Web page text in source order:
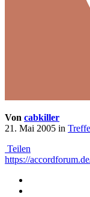
Von cabkiller
21. Mai 2005 in
Teilen
https://